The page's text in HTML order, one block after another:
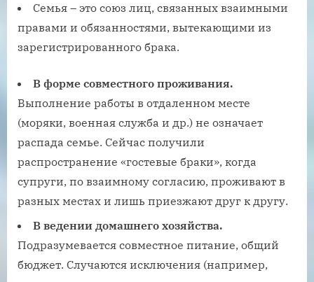
Семья – это союз лиц, связанных взаимными
правами и обязанностями, вытекающими из
зарегистрированного брака.
В форме совместного проживания.
Выполнение работы в отдаленном месте
(моряки, военная служба и др.) не означает
распада семье. Сейчас получили
распространение «гостевые браки», когда
супруги, по взаимному согласию, проживают в
разных местах и лишь приезжают друг к другу.
В ведении домашнего хозяйства.
Подразумевается совместное питание, общий
бюджет. Случаются исключения (например,